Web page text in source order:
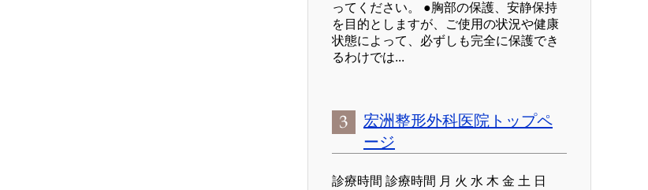
ってください。 ●胸部の保護、安静保持
を目的としますが、ご使用の状況や健康
状態によって、必ずしも完全に保護でき
るわけでは...
宏洲整形外科医院トップペ
ージ
診療時間 診療時間 月 火 水 木 金 土 日